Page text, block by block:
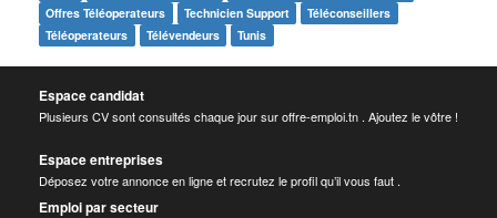
Offres Téléoperateurs
Technicien Support
Téléconseillers
Téléoperateurs
Télévendeurs Tunis
Espace candidat
Plusieurs CV sont consultés chaque jour sur offre-emploi.tn . Ajoutez le vôtre !
Espace entreprises
Déposez votre annonce en ligne et recrutez le profil qu’il vous faut .
Emploi par secteur